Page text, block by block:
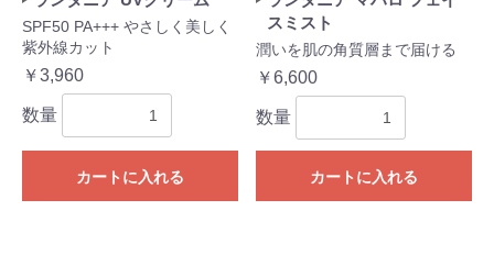
SPF50 PA+++ やさしく美しく
紫外線カット
￥3,960
数量
カートに入れる
スミスト
潤いを肌の角質層まで届ける
￥6,600
数量
カートに入れる